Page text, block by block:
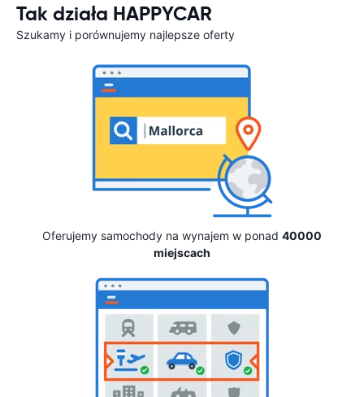
Tak działa HAPPYCAR
Szukamy i porównujemy najlepsze oferty
Oferujemy samochody na wynajem w ponad 40000
miejscach